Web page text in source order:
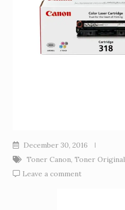
December 30, 2016
Toner Canon, Toner Original
Leave a comment